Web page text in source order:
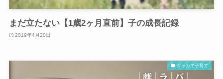
まだ立たない【1歳2ヶ月直前】子の成長記録
2019年4月20日
ダッカで子育て